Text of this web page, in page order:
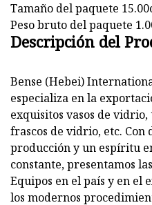
Tamaño del paquete
Peso bruto del paquete
Descripción del
Bense (Hebei)
especializa en la
exquisitos vasos de vidrio,
frascos de vidrio, etc. Con
producción y un espíritu
constante, presentamos
Equipos en el país y en
los modernos